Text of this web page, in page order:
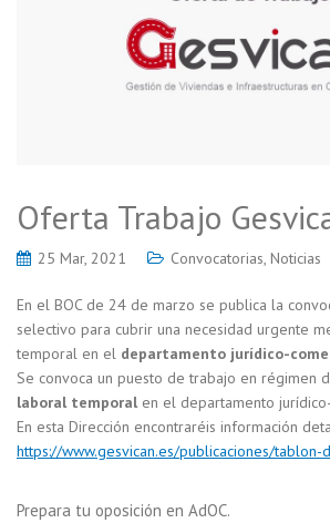
Oferta Trabajo
25 Mar, 2021 Convocatorias, Noticias
En el BOC de 24 de marzo se publica la
selectivo para cubrir una necesidad urgente
temporal en el departamento jurídico-
Se convoca un puesto de trabajo en régimen
laboral temporalen el departamento
En esta Dirección encontraréis información
https://www.gesvican.es/publicaciones/tablon-
Prepara tu oposición en AdOC.